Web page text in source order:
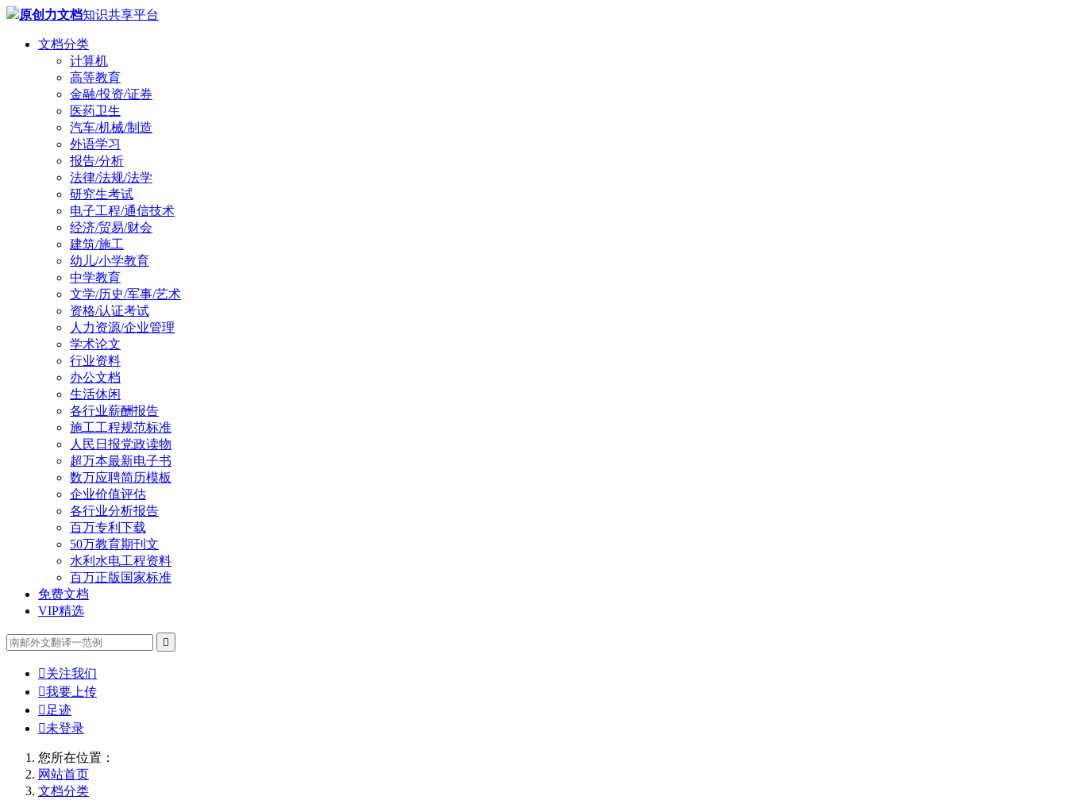
原创力文档知识共享平台
文档分类
计算机
高等教育
金融/投资/证券
医药卫生
汽车/机械/制造
外语学习
报告/分析
法律/法规/法学
研究生考试
电子工程/通信技术
经济/贸易/财会
建筑/施工
幼儿/小学教育
中学教育
文学/历史/军事/艺术
资格/认证考试
人力资源/企业管理
学术论文
行业资料
办公文档
生活休闲
各行业薪酬报告
施工工程规范标准
人民日报党政读物
超万本最新电子书
数万应聘简历模板
企业价值评估
各行业分析报告
百万专利下载
50万教育期刊文
水利水电工程资料
百万正版国家标准
免费文档
VIP精选

关注我们
我要上传
 足迹
未登录
您所在位置：
网站首页
文档分类